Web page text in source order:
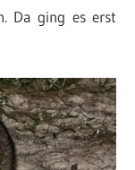
Da ging es erst